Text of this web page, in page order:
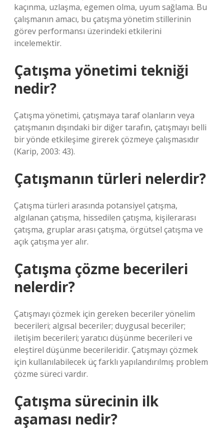
kaçınma, uzlaşma, egemen olma, uyum sağlama. Bu
çalışmanın amacı, bu çatışma yönetim stillerinin
görev performansı üzerindeki etkilerini
incelemektir.
Çatışma yönetimi tekniği
nedir?
Çatışma yönetimi, çatışmaya taraf olanların veya
çatışmanın dışındaki bir diğer tarafın, çatışmayı belli
bir yönde etkileşime girerek çözmeye çalışmasıdır
(Karip, 2003: 43).
Çatışmanın türleri nelerdir?
Çatışma türleri arasında potansiyel çatışma,
algılanan çatışma, hissedilen çatışma, kişilerarası
çatışma, gruplar arası çatışma, örgütsel çatışma ve
açık çatışma yer alır.
Çatışma çözme becerileri
nelerdir?
Çatışmayı çözmek için gereken beceriler yönelim
becerileri; algısal beceriler; duygusal beceriler;
iletişim becerileri; yaratıcı düşünme becerileri ve
eleştirel düşünme becerileridir. Çatışmayı çözmek
için kullanılabilecek üç farklı yapılandırılmış problem
çözme süreci vardır.
Çatışma sürecinin ilk
aşaması nedir?